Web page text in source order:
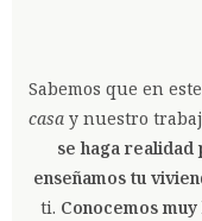
Sabemos que en
casa y nuestro
se haga realidad
enseñamos tu
ti. Conocemos